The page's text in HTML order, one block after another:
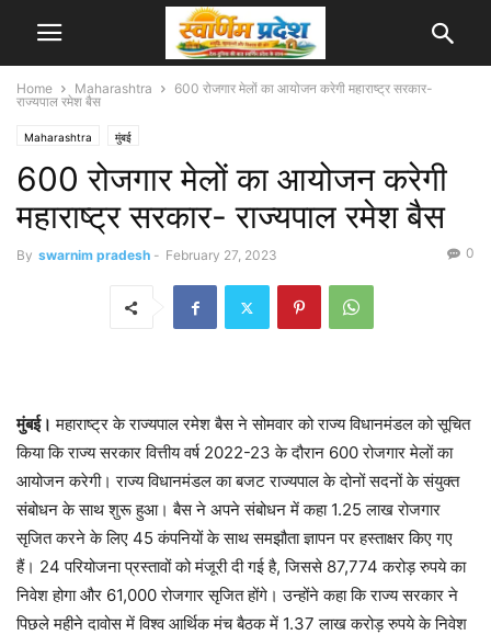
Home Maharashtra
600 रोजगार मेलों का आयोजन करेगी महाराष्ट्र सरकार-
राज्यपाल रमेश बैस
Maharashtra मुंबई
600 रोजगार मेलों का आयोजन करेगी
महाराष्ट्र सरकार- राज्यपाल रमेश बैस
By swarnim pradesh - February 27, 2023 0
मुंबई। महाराष्ट्र के राज्यपाल रमेश बैस ने सोमवार को राज्य विधानमंडल को सूचित
किया कि राज्य सरकार वित्तीय वर्ष 2022-23 के दौरान 600 रोजगार मेलों का
आयोजन करेगी। राज्य विधानमंडल का बजट राज्यपाल के दोनों सदनों के संयुक्त
संबोधन के साथ शुरू हुआ। बैस ने अपने संबोधन में कहा 1.25 लाख रोजगार
सृजित करने के लिए 45 कंपनियों के साथ समझौता ज्ञापन पर हस्ताक्षर किए गए
हैं। 24 परियोजना प्रस्तावों को मंजूरी दी गई है, जिससे 87,774 करोड़ रुपये का
निवेश होगा और 61,000 रोजगार सृजित होंगे। उन्होंने कहा कि राज्य सरकार ने
पिछले महीने दावोस में विश्व आर्थिक मंच बैठक में 1.37 लाख करोड़ रुपये के निवेश